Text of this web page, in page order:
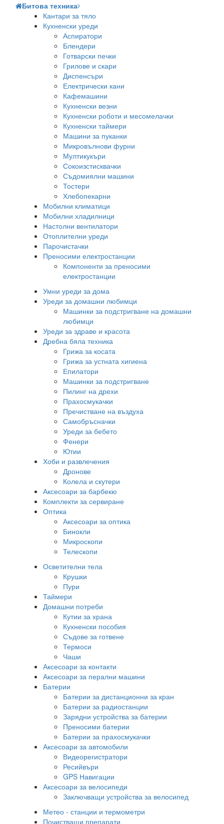
Битова техника
Кантари за тяло
Кухненски уреди
Аспиратори
Блендери
Готварски печки
Грилове и скари
Диспенсъри
Електрически кани
Кафемашини
Кухненски везни
Кухненски роботи и месомелачки
Кухненски таймери
Машини за пуканки
Микровълнови фурни
Мултикукъри
Сокоизстисквачки
Съдомиялни машини
Тостери
Хлебопекарни
Мобилни климатици
Мобилни хладилници
Настолни вентилатори
Отоплителни уреди
Парочистачки
Преносими електростанции
Компоненти за преносими
електростанции
Умни уреди за дома
Уреди за домашни любимци
Машинки за подстригване на домашни
любимци
Уреди за здраве и красота
Дребна бяла техника
Грижа за косата
Грижа за устната хигиена
Епилатори
Машинки за подстригване
Пилинг на дрехи
Прахосмукачки
Пречистване на въздуха
Самобръсначки
Уреди за бебето
Фенери
Ютии
Хоби и развлечения
Дронове
Колела и скутери
Аксесоари за барбекю
Комплекти за сервиране
Оптика
Аксесоари за оптика
Бинокли
Микроскопи
Телескопи
Осветителни тела
Крушки
Пури
Таймери
Домашни потреби
Кутии за храна
Кухненски пособия
Съдове за готвене
Термоси
Чаши
Аксесоари за контакти
Аксесоари за перални машини
Батерии
Батерии за дистанционни за кран
Батерии за радиостанции
Зарядни устройства за батерии
Преносими батерии
Батерии за прахосмукачки
Аксесоари за автомобили
Видеорегистратори
Ресийвъри
GPS Навигации
Аксесоари за велосипеди
Заключващи устройства за велосипед
Метео - станции и термометри
Почистващи препарати